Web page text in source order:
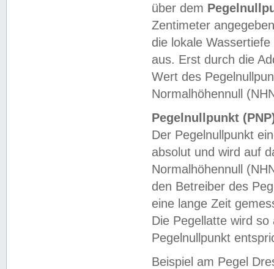
über dem
Zentimeter
die lokale
aus. Erst durch die
Wert des
Normalhöhennull
Pegelnullpunkt
Der Pegelnullpunkt
absolut und wird auf
Normalhöhennull
den Betreiber des
eine lange Zeit
Die Pegellatte wird
Pegelnullpunkt
Beispiel am Pegel